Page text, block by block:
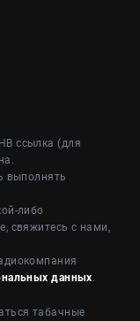
ссылка (для
выполнять
либо
свяжитесь с нами,
данных.
табачные